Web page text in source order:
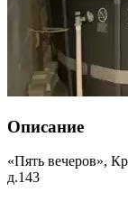
Описание
«Пять вечеров»,
д.143